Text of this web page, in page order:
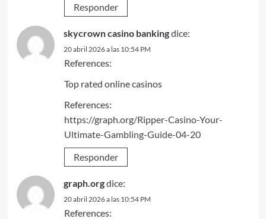
Responder
skycrown casino bankingdice:
20 abril 2026 a las 10:54 PM
References:
Top rated online casinos
References:
https://graph.org/Ripper-Casino-Your-
Ultimate-Gambling-Guide-04-20
Responder
graph.orgdice:
20 abril 2026 a las 10:54 PM
References: